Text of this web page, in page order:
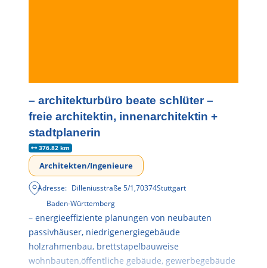
– architekturbüro beate schlüter –
freie architektin, innenarchitektin +
stadtplanerin
376.82 km
Architekten/Ingenieure
Adresse: Dilleniusstraße 5/1,70374Stuttgart
Baden-Württemberg
– energieeffiziente planungen von neubauten
passivhäuser, niedrigenergiegebäude
holzrahmenbau, brettstapelbauweise
wohnbauten,öffentliche gebäude, gewerbegebäude